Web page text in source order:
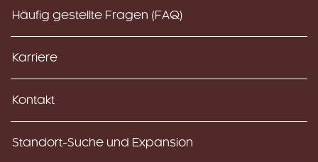
Häufig gestellte Fragen (FAQ)
Karriere
Kontakt
Standort-Suche und Expansion